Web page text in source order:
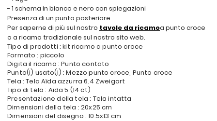
- 1 schema in bianco e nero con spiegazioni
Presenza di un punto posteriore.
Per saperne di più sul nostro tavole da ricamoa punto croce
o a ricamo tradizionale sul nostro sito web.
Tipo di prodotti : kit ricamo a punto croce
Formato : piccolo
Digita il ricamo : Punto contato
Punto(i) usato(i) : Mezzo punto croce, Punto croce
Tela : Tela Aïda azzurra 6.4 Zweigart
Tipo di tela : Aïda 5 (14 ct)
Presentazione della tela : Tela intatta
Dimensioni della tela : 20x25 cm
Dimensioni del disegno : 10.5x13 cm